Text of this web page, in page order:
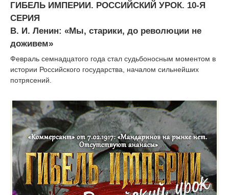
ГИБЕЛЬ ИМПЕРИИ. РОССИЙСКИЙ УРОК. 10-Я
СЕРИЯ
В. И. Ленин: «Мы, старики, до революции не
доживем»
Февраль семнадцатого года стал судьбоносным моментом в
истории Российского государства, началом сильнейших
потрясений.